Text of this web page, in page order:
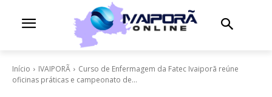
Início IVAIPORÃ
Curso de Enfermagem da Fatec Ivaiporã reúne
oficinas práticas e campeonato de...